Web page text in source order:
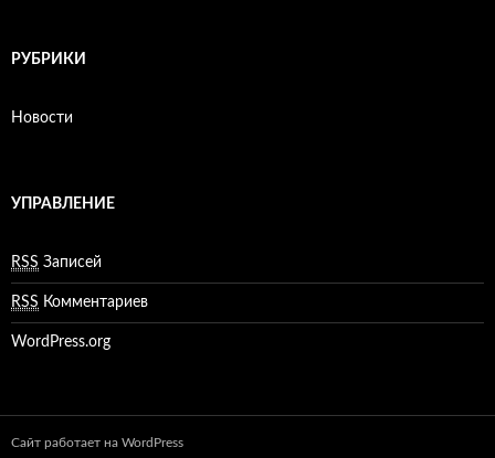
РУБРИКИ
Новости
УПРАВЛЕНИЕ
RSS Записей
RSS Комментариев
WordPress.org
Сайт работает на WordPress